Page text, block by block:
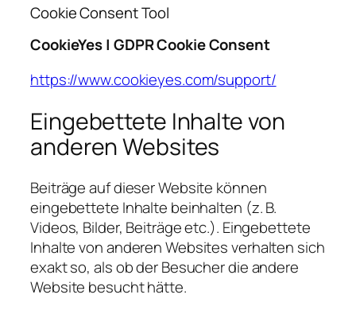
Cookie Consent Tool
CookieYes | GDPR Cookie Consent
https://www.cookieyes.com/support/
Eingebettete Inhalte von
anderen Websites
Beiträge auf dieser Website können
eingebettete Inhalte beinhalten (z. B.
Videos, Bilder, Beiträge etc.). Eingebettete
Inhalte von anderen Websites verhalten sich
exakt so, als ob der Besucher die andere
Website besucht hätte.